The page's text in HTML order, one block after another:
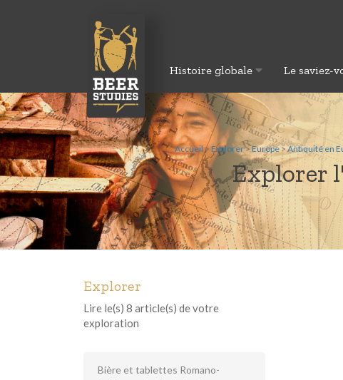
Histoire globale Le saviez-
Accueil>Explorer>Europe >Antiquité en
Explorer
Explorer
Lire le(s) 8 article(s) de votre
exploration
Bière et tablettes Romano-